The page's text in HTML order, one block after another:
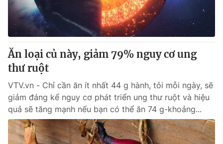
Tin tức
Thế giới đó đây
Câu chuyện quốc tế
Kinh tế
Tài chính
Thị trường
Góc doanh nghiệp
Dữ liệu và đời sống
Truyền hình
Phim VTV
Hậu trường
Nhân vật
Giải trí
Điện ảnh
Âm nhạc
Đời sống
Ăn loại củ này, giảm 79% nguy cơ ung
thư ruột
VTV.vn - Chỉ cần ăn ít nhất 44 g hành, tỏi mỗi ngày, sẽ
giảm đáng kể nguy cơ phát triển ung thư ruột và hiệu
quả sẽ tăng mạnh nếu bạn có thể ăn 74 g-khoảng...